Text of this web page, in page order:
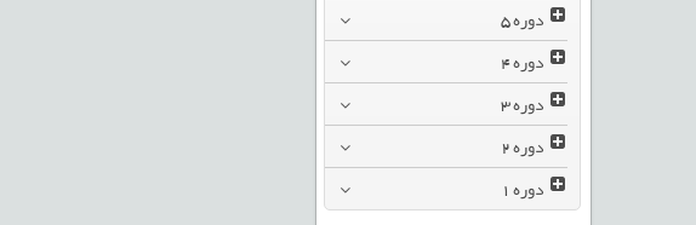
دوره
دوره
دوره
دوره
دوره